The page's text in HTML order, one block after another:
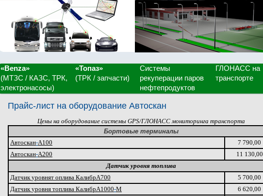
«Benza»
(МТЗС / КАЗС, ТРК,
электронасосы)
«Топаз»
(ТРК / запчасти)
Системы
рекуперации паров
нефтепродуктов
ГЛОНАСС на
транспорте
Прайс-лист на оборудование Автоскан
Цены на оборудование системы GPS/ГЛОНАСС мониторинга транспорта
Бортовые терминалы
Автоскан-А100
7 790,00
Автоскан-А200
11 130,00
Датчик уровня топлива
Датчикуровнят оплива КалибрА700
5 700,00
Датчикуровня топлива КалибрА1000-М
6 620,00